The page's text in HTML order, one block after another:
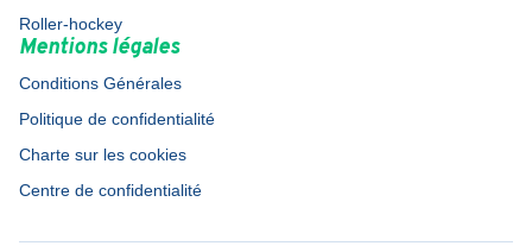
Roller-hockey
Mentions légales
Conditions Générales
Politique de confidentialité
Charte sur les cookies
Centre de confidentialité